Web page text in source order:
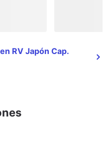
RV Japón Cap.